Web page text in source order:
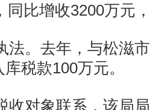
同比增收3200万元
。去年，与松滋市
税款100万元。
对象联系，该局局